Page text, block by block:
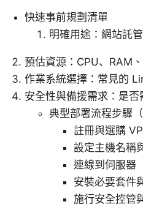
快速事前規劃清單
明確用途：網站託
預估資源：CPU、RAM
作業系統選擇：常見的
安全性與備援需求：是
典型部署流程步驟（
註冊與選購
設定主機名稱
連線到伺服器
安裝必要套件
施行安全控管